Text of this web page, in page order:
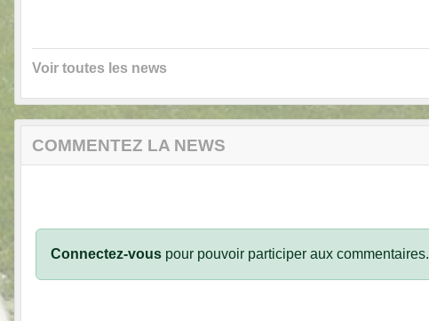
Voir toutes les news
COMMENTEZ LA NEWS
Connectez-vous pour pouvoir participer aux commentaires.